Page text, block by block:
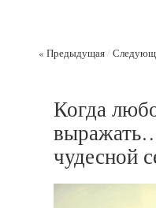
« Предыдущая/
Когда
чудесной